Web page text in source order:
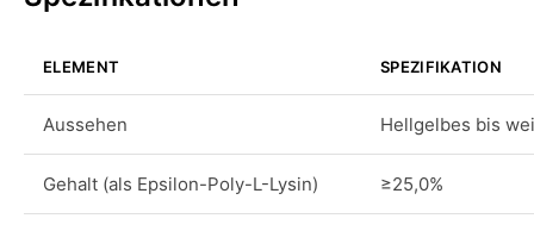
ELEMENT SPEZIFIKATION
Aussehen Hellgelbes bis
Gehalt (als Epsilon-Poly-L-Lysin) ≥25,0%